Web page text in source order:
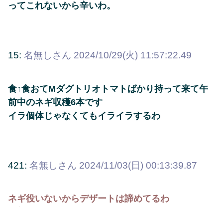
ってこれないから辛いわ。
15: 名無しさん 2024/10/29(火) 11:57:22.49
食↑食おてMダグトリオトマトばかり持って来て午
前中のネギ収穫6本です
イラ個体じゃなくてもイライラするわ
421: 名無しさん 2024/11/03(日) 00:13:39.87
ネギ役いないからデザートは諦めてるわ